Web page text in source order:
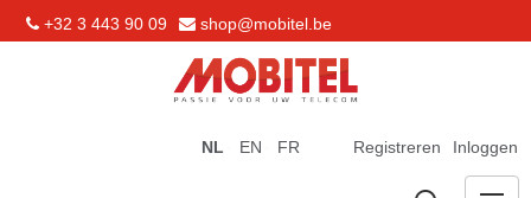
+32 3 443 90 09 shop@mobitel.be
Registreren Inloggen
NL EN FR